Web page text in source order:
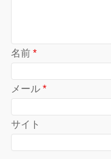
名前*
メール*
サイト